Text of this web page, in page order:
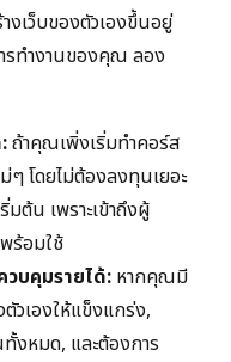
งเว็บของตัวเองขึ้นอยู่
รทำงานของคุณ ลอง
ถ้าคุณเพิ่งเริ่มทำคอร์ส
ๆ โดยไม่ต้องลงทุนเยอะ
ต้น เพราะเข้าถึงผู้
ร้อมใช้
วบคุมรายได้: หากคุณมี
วเองให้แข็งแกร่ง,
งหมด, และต้องการ